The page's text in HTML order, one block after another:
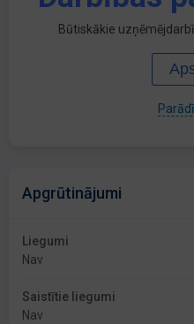
Būtiskākie
Apgrūtinājumi
Liegumi
Nav
Saistītie liegumi
Nav